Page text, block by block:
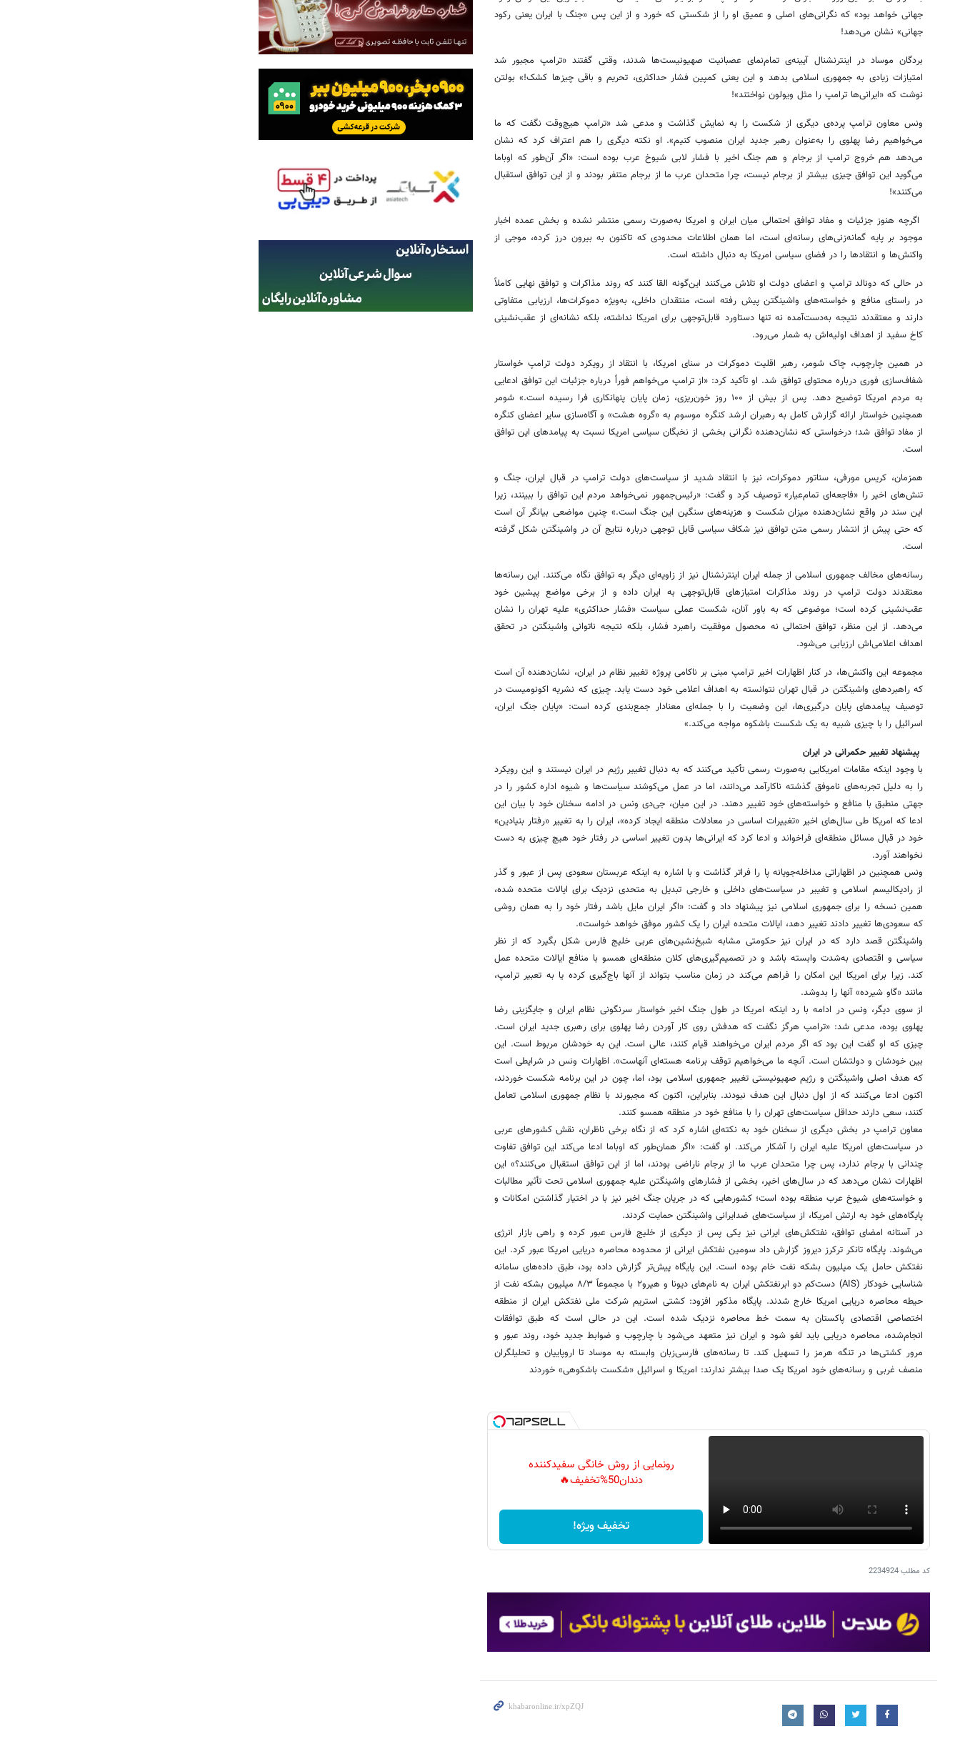
جهانی خواهد بود» که نگرانی‌های اصلی و عمیق او را از شکستی که خورد و از این پس «جنگ با ایران یعنی رکود
جهانی» نشان می‌دهد!
بردگان موساد در اینترنشنال آیینه‌ی تمام‌نمای عصبانیت صهیونیست‌ها شدند، وقتی گفتند «ترامپ مجبور شد
امتیازات زیادی به جمهوری اسلامی بدهد و این یعنی کمپین فشار حداکثری، تحریم و باقی چیزها کشک!» بولتن
نوشت که «ایرانی‌ها ترامپ را مثل ویولون نواختند»!
ونس معاون ترامپ پرده‌ی دیگری از شکست را به نمایش گذاشت و مدعی شد «ترامپ هیچ‌وقت نگفت که ما
می‌خواهیم رضا پهلوی را به‌عنوان رهبر جدید ایران منصوب کنیم». او نکته دیگری را هم اعتراف کرد که نشان
می‌دهد هم خروج ترامپ از برجام و هم جنگ اخیر با فشار لابی شیوخ عرب بوده است: «اگر آن‌طور که اوباما
می‌گوید این توافق چیزی بیشتر از برجام نیست، چرا متحدان عرب ما از برجام متنفر بودند و از این توافق استقبال
می‌کنند»!
اگرچه هنوز جزئیات و مفاد توافق احتمالی میان ایران و امریکا به‌صورت رسمی منتشر نشده و بخش عمده اخبار
موجود بر پایه گمانه‌زنی‌های رسانه‌ای است، اما همان اطلاعات محدودی که تاکنون به بیرون درز کرده، موجی از
واکنش‌ها و انتقادها را در فضای سیاسی امریکا به دنبال داشته است.
در حالی که دونالد ترامپ و اعضای دولت او تلاش می‌کنند این‌گونه القا کنند که روند مذاکرات و توافق نهایی کاملاً
در راستای منافع و خواسته‌های واشینگتن پیش رفته است، منتقدان داخلی، به‌ویژه دموکرات‌ها، ارزیابی متفاوتی
دارند و معتقدند نتیجه به‌دست‌آمده نه تنها دستاورد قابل‌توجهی برای امریکا نداشته، بلکه نشانه‌ای از عقب‌نشینی
کاخ سفید از اهداف اولیه‌اش به شمار می‌رود.
در همین چارچوب، چاک شومر، رهبر اقلیت دموکرات در سنای امریکا، با انتقاد از رویکرد دولت ترامپ خواستار
شفاف‌سازی فوری درباره محتوای توافق شد. او تأکید کرد: «از ترامپ می‌خواهم فوراً درباره جزئیات این توافق ادعایی
به مردم امریکا توضیح دهد. پس از بیش از ۱۰۰ روز خون‌ریزی، زمان پایان پنهانکاری فرا رسیده است.» شومر
همچنین خواستار ارائه گزارش کامل به رهبران ارشد کنگره موسوم به «گروه هشت» و آگاه‌سازی سایر اعضای کنگره
از مفاد توافق شد؛ درخواستی که نشان‌دهنده نگرانی بخشی از نخبگان سیاسی امریکا نسبت به پیامدهای این توافق
است.
همزمان، کریس مورفی، سناتور دموکرات، نیز با انتقاد شدید از سیاست‌های دولت ترامپ در قبال ایران، جنگ و
تنش‌های اخیر را «فاجعه‌ای تمام‌عیار» توصیف کرد و گفت: «رئیس‌جمهور نمی‌خواهد مردم این توافق را ببینند، زیرا
این سند در واقع نشان‌دهنده میزان شکست و هزینه‌های سنگین این جنگ است.» چنین مواضعی بیانگر آن است
که حتی پیش از انتشار رسمی متن توافق نیز شکاف سیاسی قابل توجهی درباره نتایج آن در واشینگتن شکل گرفته
است.
رسانه‌های مخالف جمهوری اسلامی از جمله ایران اینترنشنال نیز از زاویه‌ای دیگر به توافق نگاه می‌کنند. این رسانه‌ها
معتقدند دولت ترامپ در روند مذاکرات امتیازهای قابل‌توجهی به ایران داده و از برخی مواضع پیشین خود
عقب‌نشینی کرده است؛ موضوعی که به باور آنان، شکست عملی سیاست «فشار حداکثری» علیه تهران را نشان
می‌دهد. از این منظر، توافق احتمالی نه محصول موفقیت راهبرد فشار، بلکه نتیجه ناتوانی واشینگتن در تحقق
اهداف اعلامی‌اش ارزیابی می‌شود.
مجموعه این واکنش‌ها، در کنار اظهارات اخیر ترامپ مبنی بر ناکامی پروژه تغییر نظام در ایران، نشان‌دهنده آن است
که راهبردهای واشینگتن در قبال تهران نتوانسته به اهداف اعلامی خود دست یابد. چیزی که نشریه اکونومیست در
توصیف پیامدهای پایان درگیری‌ها، این وضعیت را با جمله‌ای معنادار جمع‌بندی کرده است: «پایان جنگ ایران،
اسرائیل را با چیزی شبیه به یک شکست باشکوه مواجه می‌کند.»
پیشنهاد تغییر حکمرانی در ایران
با وجود اینکه مقامات امریکایی به‌صورت رسمی تأکید می‌کنند که به دنبال تغییر رژیم در ایران نیستند و این رویکرد
را به دلیل تجربه‌های ناموفق گذشته ناکارآمد می‌دانند، اما در عمل می‌کوشند سیاست‌ها و شیوه اداره کشور را در
جهتی منطبق با منافع و خواسته‌های خود تغییر دهند. در این میان، جی‌دی ونس در ادامه سخنان خود با بیان این
ادعا که امریکا طی سال‌های اخیر «تغییرات اساسی در معادلات منطقه ایجاد کرده»، ایران را به تغییر «رفتار بنیادین»
خود در قبال مسائل منطقه‌ای فراخواند و ادعا کرد که ایرانی‌ها بدون تغییر اساسی در رفتار خود هیچ چیزی به دست
نخواهند آورد.
ونس همچنین در اظهاراتی مداخله‌جویانه پا را فراتر گذاشت و با اشاره به اینکه عربستان سعودی پس از عبور و گذر
از رادیکالیسم اسلامی و تغییر در سیاست‌های داخلی و خارجی تبدیل به متحدی نزدیک برای ایالات متحده شده،
همین نسخه را برای جمهوری اسلامی نیز پیشنهاد داد و گفت: «اگر ایران مایل باشد رفتار خود را به همان روشی
که سعودی‌ها تغییر دادند تغییر دهد، ایالات متحده ایران را یک کشور موفق خواهد خواست».
واشینگتن قصد دارد که در ایران نیز حکومتی مشابه شیخ‌نشین‌های عربی خلیج فارس شکل بگیرد که از نظر
سیاسی و اقتصادی به‌شدت وابسته باشد و در تصمیم‌گیری‌های کلان منطقه‌ای همسو با منافع ایالات متحده عمل
کند. زیرا برای امریکا این امکان را فراهم می‌کند در زمان مناسب بتواند از آنها باج‌گیری کرده یا به تعبیر ترامپ،
مانند «گاو شیرده» آنها را بدوشد.
از سوی دیگر، ونس در ادامه با رد اینکه امریکا در طول جنگ اخیر خواستار سرنگونی نظام ایران و جایگزینی رضا
پهلوی بوده، مدعی شد: «ترامپ هرگز نگفت که هدفش روی کار آوردن رضا پهلوی برای رهبری جدید ایران است.
چیزی که او گفت این بود که اگر مردم ایران می‌خواهند قیام کنند، عالی است. این به خودشان مربوط است. این
بین خودشان و دولتشان است. آنچه ما می‌خواهیم توقف برنامه هسته‌ای آنهاست». اظهارات ونس در شرایطی است
که هدف اصلی واشینگتن و رژیم صهیونیستی تغییر جمهوری اسلامی بود، اما، چون در این برنامه شکست خوردند،
اکنون ادعا می‌کنند که از اول دنبال این هدف نبودند. بنابراین، اکنون که مجبورند با نظام جمهوری اسلامی تعامل
کنند، سعی دارند حداقل سیاست‌های تهران را با منافع خود در منطقه همسو کنند.
معاون ترامپ در بخش دیگری از سخنان خود به نکته‌ای اشاره کرد که از نگاه برخی ناظران، نقش کشورهای عربی
در سیاست‌های امریکا علیه ایران را آشکار می‌کند. او گفت: «اگر همان‌طور که اوباما ادعا می‌کند این توافق تفاوت
چندانی با برجام ندارد، پس چرا متحدان عرب ما از برجام ناراضی بودند، اما از این توافق استقبال می‌کنند؟» این
اظهارات نشان می‌دهد که در سال‌های اخیر، بخشی از فشارهای واشینگتن علیه جمهوری اسلامی تحت تأثیر مطالبات
و خواسته‌های شیوخ عرب منطقه بوده است؛ کشورهایی که در جریان جنگ اخیر نیز با در اختیار گذاشتن امکانات و
پایگاه‌های خود به ارتش امریکا، از سیاست‌های ضدایرانی واشینگتن حمایت کردند.
در آستانه امضای توافق، نفتکش‌های ایرانی نیز یکی پس از دیگری از خلیج فارس عبور کرده و راهی بازار انرژی
می‌شوند. پایگاه تانکر ترکرز دیروز گزارش داد سومین نفتکش ایرانی از محدوده محاصره دریایی امریکا عبور کرد. این
نفتکش حامل یک میلیون بشکه نفت خام بوده است. این پایگاه پیش‌تر گزارش داده بود، طبق داده‌های سامانه
شناسایی خودکار (AIS) دست‌کم دو ابرنفتکش ایران به نام‌های دیونا و هیرو۲ با مجموعاً ۸/۳ میلیون بشکه نفت از
حیطه محاصره دریایی امریکا خارج شدند. پایگاه مذکور افزود: کشتی استریم شرکت ملی نفتکش ایران از منطقه
اختصاصی اقتصادی پاکستان به سمت خط محاصره نزدیک شده است. این در حالی است که طبق توافقات
انجام‌شده، محاصره دریایی باید لغو شود و ایران نیز متعهد می‌شود با چارچوب و ضوابط جدید خود، روند عبور و
مرور کشتی‌ها در تنگه هرمز را تسهیل کند. تا رسانه‌های فارسی‌زبان وابسته به موساد تا اروپاییان و تحلیلگران
منصف غربی و رسانه‌های خود امریکا یک صدا بیشتر ندارند: امریکا و اسرائیل «شکست باشکوهی» خوردند
رونمایی از روش خانگی سفیدکننده
دندان50%تخفیف🔥
تخفیف ویژه!
کد مطلب2234924